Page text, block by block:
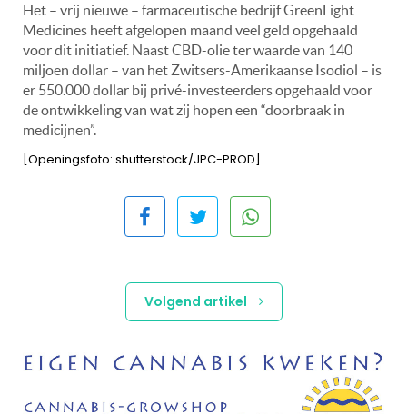
Het – vrij nieuwe – farmaceutische bedrijf GreenLight
Medicines heeft afgelopen maand veel geld opgehaald
voor dit initiatief. Naast CBD-olie ter waarde van 140
miljoen dollar – van het Zwitsers-Amerikaanse Isodiol – is
er 550.000 dollar bij privé-investeerders opgehaald voor
de ontwikkeling van wat zij hopen een “doorbraak in
medicijnen”.
[Openingsfoto: shutterstock/JPC-PROD]
Volgend artikel